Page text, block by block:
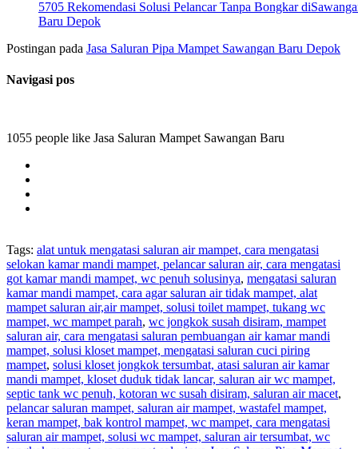
5705 Rekomendasi Solusi Pelancar Tanpa Bongkar
Baru Depok
Postingan pada Jasa Saluran Pipa Mampet Sawangan Baru Depok
Navigasi pos
1055 people like Jasa Saluran Mampet Sawangan Baru
Tags: alat untuk mengatasi saluran air mampet, cara mengatasi
selokan kamar mandi mampet, pelancar saluran air, cara mengatasi
got kamar mandi mampet, wc penuh solusinya, mengatasi saluran
kamar mandi mampet, cara agar saluran air tidak mampet, alat
mampet saluran air,air mampet, solusi toilet mampet, tukang wc
mampet, wc mampet parah, wc jongkok susah disiram, mampet
saluran air, cara mengatasi saluran pembuangan air kamar mandi
mampet, solusi kloset mampet, mengatasi saluran cuci piring
mampet, solusi kloset jongkok tersumbat, atasi saluran air kamar
mandi mampet, kloset duduk tidak lancar, saluran air wc mampet,
septic tank wc penuh, kotoran wc susah disiram, saluran air macet,
pelancar saluran mampet, saluran air mampet, wastafel mampet,
keran mampet, bak kontrol mampet, wc mampet, cara mengatasi
saluran air mampet, solusi wc mampet, saluran air tersumbat, wc